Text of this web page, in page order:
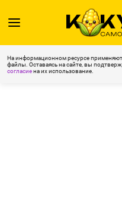
На информационном ресурсе
файлы. Оставаясь на сайте, вы
согласиена их использование.